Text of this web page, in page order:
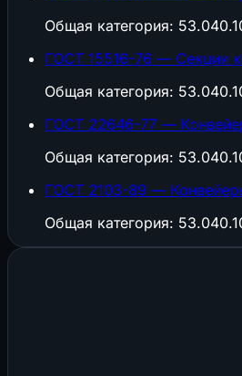
Общая категория:
ГОСТ 15516-76 — Секции
Общая категория:
ГОСТ 22646-77 —
Общая категория:
ГОСТ 2103-89 —
Общая категория: